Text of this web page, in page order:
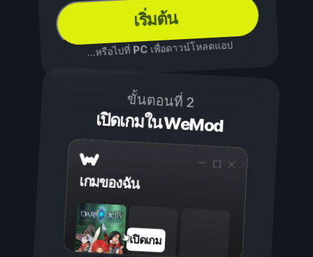
เริ่มต้น
...หรือไปที่ PCเพื่อดาวน์โหลดแอป
ขั้นตอนที่ 2
เปิดเกมใน WeMod
เกมของฉัน
เปิดเกม